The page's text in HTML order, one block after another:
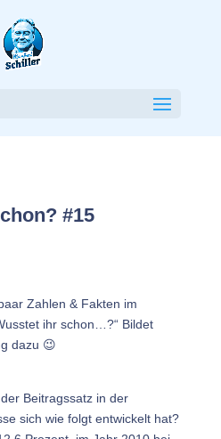
#15
Zahlen & Fakten im
ihr schon…?“ Bildet
dazu 😉
Beitragssatz in der
sich wie folgt entwickelt hat?